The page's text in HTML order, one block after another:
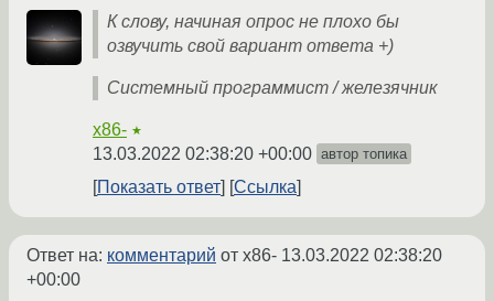
К слову, начиная опрос не плохо бы
озвучить свой вариант ответа +)
Системный программист / железячник
x86- ★
13.03.2022 02:38:20 +00:00 автор топика
Показать ответ Ссылка
Ответ на: комментарий от x86- 13.03.2022 02:38:20
+00:00